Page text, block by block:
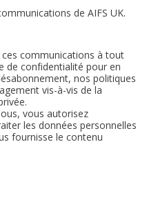
de AIFS UK.
communications à tout
de confidentialité pour en
nos politiques
vis-à-vis de la
vous autorisez
les données personnelles
fournisse le contenu